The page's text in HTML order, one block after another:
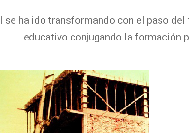
ha ido transformando con el paso
educativo conjugando la formación